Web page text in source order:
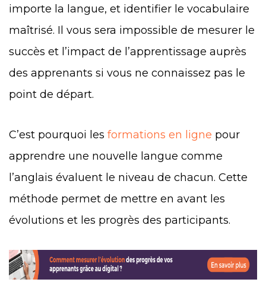
importe la langue, et identifier le vocabulaire
maîtrisé. Il vous sera impossible de mesurer le
succès et l’impact de l’apprentissage auprès
des apprenants si vous ne connaissez pas le
point de départ.
C’est pourquoi les formations en ligne pour
apprendre une nouvelle langue comme
l’anglais évaluent le niveau de chacun. Cette
méthode permet de mettre en avant les
évolutions et les progrès des participants.